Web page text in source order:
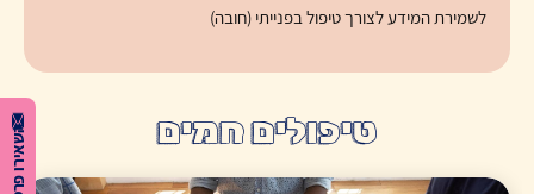
השאירו פרטים
לשמירת המידע לצורך טיפול בפנייתי (חובה)
טיפולים חמים